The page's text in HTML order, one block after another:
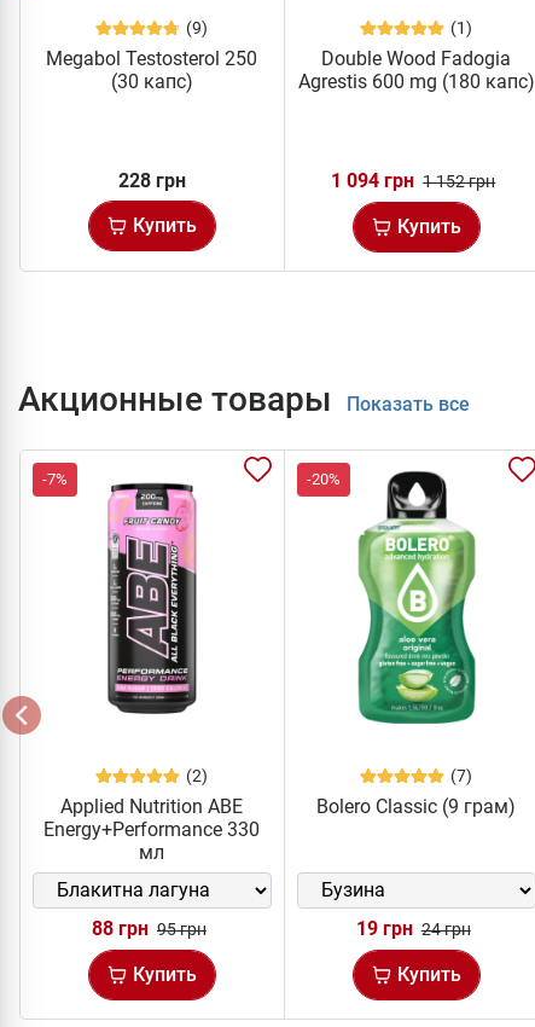
(9)
Megabol Testosterol 250
(30 капс)
228 грн
Купить
(1)
Double Wood Fadogia
Agrestis 600 mg (180 капс)
1 094 грн 1 152 грн
Купить
Акционные товары Показать все
-7%
(2)
Applied Nutrition ABE
Energy+Performance 330
мл
88 грн 95 грн
Купить
-20%
(7)
Bolero Classic (9 грам)
19 грн 24 грн
Купить